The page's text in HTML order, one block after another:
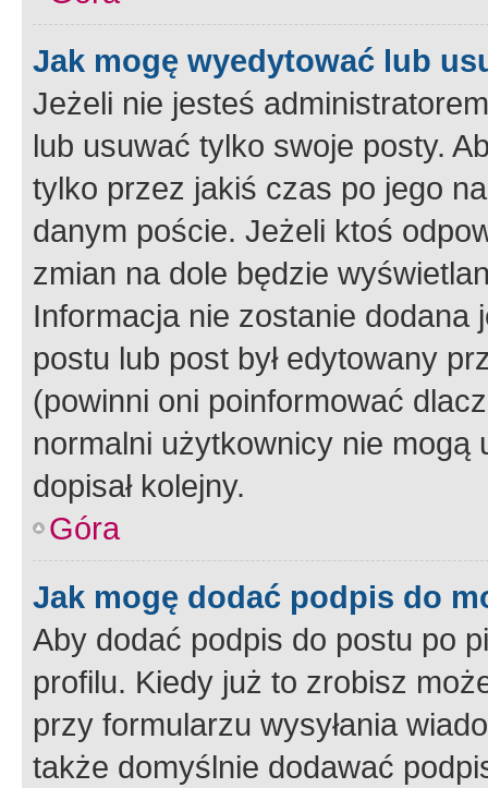
Jak mogę wyedytować lub
Jeżeli nie jesteś
lub usuwać tylko swoje posty.
tylko przez jakiś czas po jego
danym poście. Jeżeli ktoś
zmian na dole będzie
Informacja nie zostanie dodana
postu lub post był edytowany
(powinni oni poinformować
normalni użytkownicy nie
dopisał kolejny.
Góra
Jak mogę dodać podpis do
Aby dodać podpis do postu po
profilu. Kiedy już to zrobisz
przy formularzu wysyłania
także domyślnie dodawać